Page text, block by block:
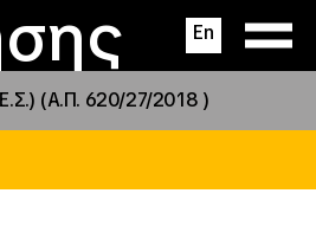
En
(Α.Π. 620/27/2018 )